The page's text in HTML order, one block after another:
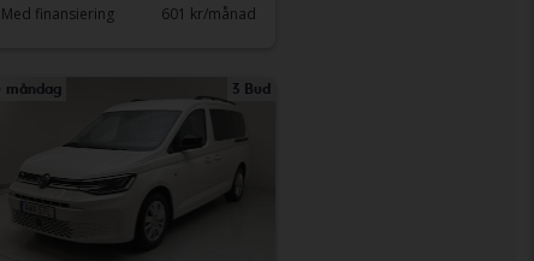
Med finansiering 601 kr/månad
måndag 3 Bud